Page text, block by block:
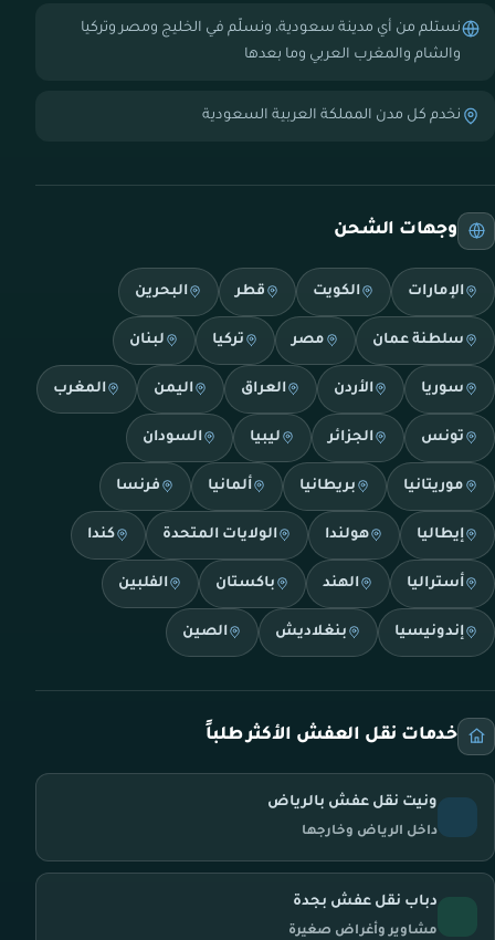
نستلم من أي مدينة سعودية، ونسلّم في الخليج ومصر وتركيا
والشام والمغرب العربي وما بعدها
نخدم كل مدن المملكة العربية السعودية
وجهات الشحن
الإمارات الكويت قطر البحرين
سلطنة عمان مصر تركيا لبنان
سوريا الأردن العراق اليمن المغرب
تونس الجزائر ليبيا السودان
موريتانيا بريطانيا ألمانيا فرنسا
إيطاليا هولندا الولايات المتحدة كندا
أستراليا الهند باكستان الفلبين
إندونيسيا بنغلاديش الصين
خدمات نقل العفش الأكثر طلباً
ونيت نقل عفش بالرياض
داخل الرياض وخارجها
دباب نقل عفش بجدة
مشاوير وأغراض صغيرة